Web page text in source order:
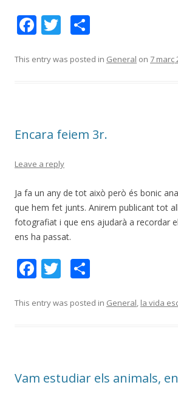
F
e
k
T
itt m
ix
This entry was posted in General on 7 març
Encara feiem 3r.
Leave a reply
Ja fa un any de tot això però és bonic
que hem fet junts. Anirem publicant tot
fotografiat i que ens ajudarà a recordar
ens ha passat.
F
e
k
T
itt m
ix
This entry was posted in General, la vida
Vam estudiar els animals,